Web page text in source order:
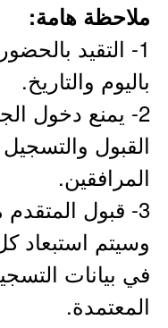
ملاحظة هامة:
1- التقيد
باليوم والتاريخ.
2- يمنع دخول
القبول
المرافقين.
3- قبول المتقدم
وسيتم استبعاد
في بيانات
المعتمدة.